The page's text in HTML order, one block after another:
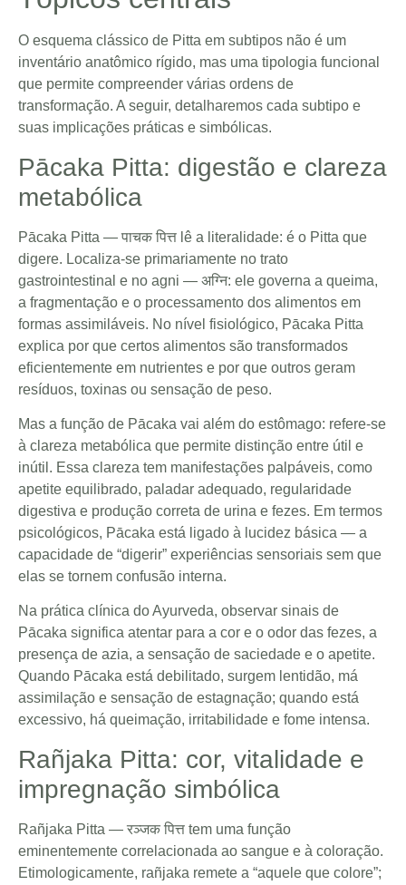
O esquema clássico de Pitta em subtipos não é um
inventário anatômico rígido, mas uma tipologia funcional
que permite compreender várias ordens de
transformação. A seguir, detalharemos cada subtipo e
suas implicações práticas e simbólicas.
Pācaka Pitta: digestão e clareza
metabólica
Pācaka Pitta — पाचक पित्त lê a literalidade: é o Pitta que
digere. Localiza-se primariamente no trato
gastrointestinal e no agni — अग्नि: ele governa a queima,
a fragmentação e o processamento dos alimentos em
formas assimiláveis. No nível fisiológico, Pācaka Pitta
explica por que certos alimentos são transformados
eficientemente em nutrientes e por que outros geram
resíduos, toxinas ou sensação de peso.
Mas a função de Pācaka vai além do estômago: refere-se
à clareza metabólica que permite distinção entre útil e
inútil. Essa clareza tem manifestações palpáveis, como
apetite equilibrado, paladar adequado, regularidade
digestiva e produção correta de urina e fezes. Em termos
psicológicos, Pācaka está ligado à lucidez básica — a
capacidade de “digerir” experiências sensoriais sem que
elas se tornem confusão interna.
Na prática clínica do Ayurveda, observar sinais de
Pācaka significa atentar para a cor e o odor das fezes, a
presença de azia, a sensação de saciedade e o apetite.
Quando Pācaka está debilitado, surgem lentidão, má
assimilação e sensação de estagnação; quando está
excessivo, há queimação, irritabilidade e fome intensa.
Rañjaka Pitta: cor, vitalidade e
impregnação simbólica
Rañjaka Pitta — रञ्जक पित्त tem uma função
eminentemente correlacionada ao sangue e à coloração.
Etimologicamente, rañjaka remete a “aquele que colore”;